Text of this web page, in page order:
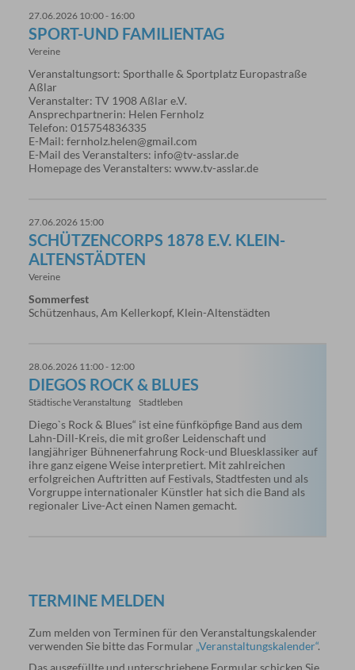
27.06.2026 10:00 - 16:00
SPORT-UND FAMILIENTAG
Vereine
Veranstaltungsort: Sporthalle & Sportplatz Europastraße
Aßlar
Veranstalter: TV 1908 Aßlar e.V.
Ansprechpartnerin: Helen Fernholz
Telefon: 015754836335
E-Mail: fernholz.helen@gmail.com
E-Mail des Veranstalters: info@tv-asslar.de
Homepage des Veranstalters: www.tv-asslar.de
27.06.2026 15:00
SCHÜTZENCORPS 1878 E.V. KLEIN-
ALTENSTÄDTEN
Vereine
Sommerfest
Schützenhaus, Am Kellerkopf, Klein-Altenstädten
28.06.2026 11:00 - 12:00
DIEGOS ROCK & BLUES
Städtische Veranstaltung Stadtleben
Diego`s Rock & Blues“ ist eine fünfköpfige Band aus dem
Lahn-Dill-Kreis, die mit großer Leidenschaft und
langjähriger Bühnenerfahrung Rock-und Bluesklassiker auf
ihre ganz eigene Weise interpretiert. Mit zahlreichen
erfolgreichen Auftritten auf Festivals, Stadtfesten und als
Vorgruppe internationaler Künstler hat sich die Band als
regionaler Live-Act einen Namen gemacht.
TERMINE MELDEN
Zum melden von Terminen für den Veranstaltungskalender
verwenden Sie bitte das Formular „Veranstaltungskalender“.
Das ausgefüllte und unterschriebene Formular schicken Sie